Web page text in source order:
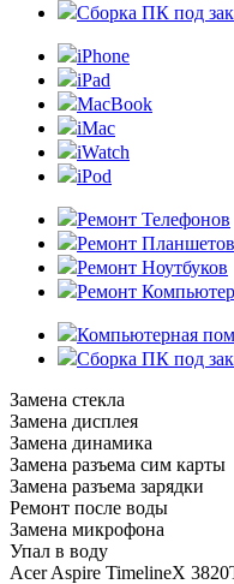
Сборка ПК под
iPhone
iPad
MacBook
iMac
iWatch
iPod
Ремонт Телефонов
Ремонт Планшетов
Ремонт Ноутбуков
Ремонт
Компьютерная
Сборка ПК под
Замена стекла
Замена дисплея
Замена динамика
Замена разъема сим карты
Замена разъема зарядки
Ремонт после воды
Замена микрофона
Упал в воду
Acer Aspire TimelineX